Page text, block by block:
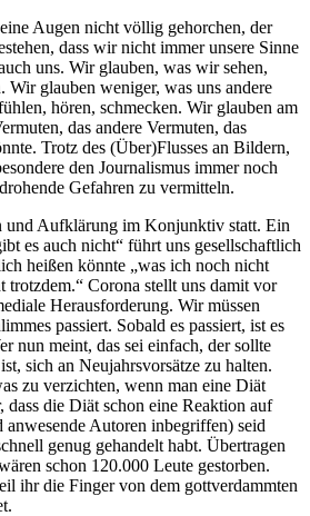
Augen nicht völlig gehorchen, der
dass wir nicht immer unsere Sinne
uns. Wir glauben, was wir sehen,
Wir glauben weniger, was uns andere
hören, schmecken. Wir glauben am
das andere Vermuten, das
Trotz des (Über)Flusses an Bildern,
den Journalismus immer noch
Gefahren zu vermitteln.
und Aufklärung im Konjunktiv statt. Ein
es auch nicht“ führt uns gesellschaftlich
heißen könnte „was ich noch nicht
trotzdem.“ Corona stellt uns damit vor
Herausforderung. Wir müssen
passiert. Sobald es passiert, ist es
nun meint, das sei einfach, der sollte
sich an Neujahrsvorsätze zu halten.
zu verzichten, wenn man eine Diät
dass die Diät schon eine Reaktion auf
Autoren inbegriffen) seid
genug gehandelt habt. Übertragen
schon 120.000 Leute gestorben.
ihr die Finger von dem gottverdammten